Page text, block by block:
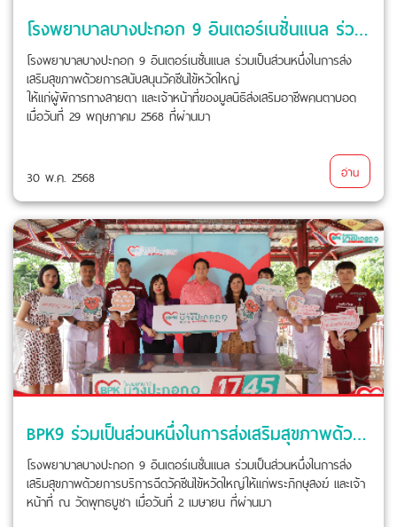
โรงพยาบาลบางปะกอก 9 อินเตอร์เนชั่นเเนล ร่วมเป็นส่วนหนึ่งในการส่งเสริมสุขภาพด้วยการสนับสนุนวัคซีนไข้หวัดใหญ่ ให้แก่ผู้พิการทางสายตา และเจ้าหน้าที่ของมูลนิธิส่งเสริมอาชีพคนตาบอด
โรงพยาบาลบางปะกอก 9 อินเตอร์เนชั่นเเนล ร่วมเป็นส่วนหนึ่งในการส่ง
เสริมสุขภาพด้วยการสนับสนุนวัคซีนไข้หวัดใหญ่
ให้แก่ผู้พิการทางสายตา และเจ้าหน้าที่ของมูลนิธิส่งเสริมอาชีพคนตาบอด
เมื่อวันที่ 29 พฤษภาคม 2568 ที่ผ่านมา
30 พ.ค. 2568 อ่าน
BPK9 ร่วมเป็นส่วนหนึ่งในการส่งเสริมสุขภาพด้วยการบริการฉีดวัคซีนไข้หวัดใหญ่ให้แก่พระภิกษุสงฆ์และเจ้าหน้าที่ ณ วัดพุทธบูชา
โรงพยาบาลบางปะกอก 9 อินเตอร์เนชั่นแนล ร่วมเป็นส่วนหนึ่งในการส่ง
เสริมสุขภาพด้วยการบริการฉีดวัคซีนไข้หวัดใหญ่ให้แก่พระภิกษุสงฆ์ และเจ้า
หน้าที่ ณ วัดพุทธบูชา เมื่อวันที่ 2 เมษายน ที่ผ่านมา